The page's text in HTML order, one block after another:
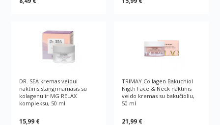
DR. SEA kremas veidui
naktinis stangrinamasis su
kolagenu ir MG RELAX
kompleksu, 50 ml
15,99 €
TRIMAY Collagen Bakuchiol
Nigth Face & Neck naktinis
veido kremas su bakučioliu,
50 ml
21,99 €